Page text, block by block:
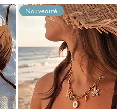
Nouveauté